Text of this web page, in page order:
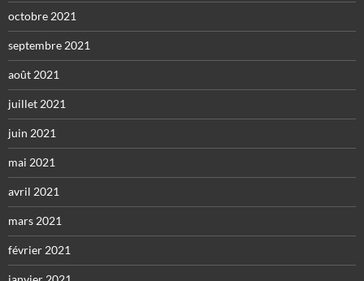
octobre 2021
septembre 2021
août 2021
juillet 2021
juin 2021
mai 2021
avril 2021
mars 2021
février 2021